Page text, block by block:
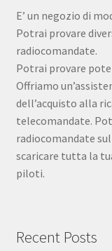
E’ un negozio di
Potrai provare
radiocomandate.
Potrai provare
Offriamo
dell’acquisto alla
telecomandate.
radiocomandate
scaricare tutta la
piloti.
Recent Posts